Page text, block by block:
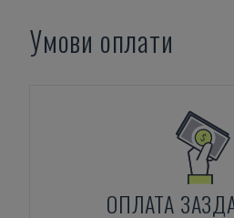
Умови оплати
ОПЛАТА